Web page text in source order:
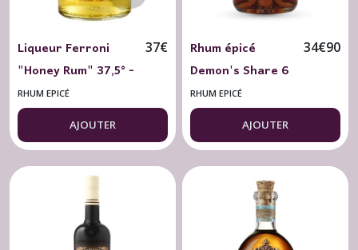
Liqueur Ferroni
"Honey Rum" 37,5° -
70 cl.
37€
RHUM EPICÉ
AJOUTER
Rhum épicé
Demon's Share 6
ans - Panama 40°
- 70 cl.
34€90
RHUM EPICÉ
AJOUTER